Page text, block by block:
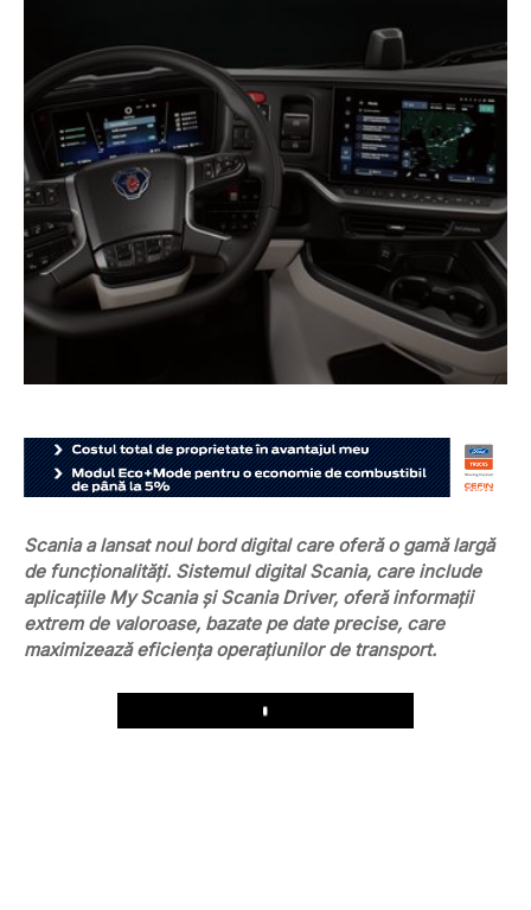
Scania a lansat noul bord digital care oferă o gamă largă
de funcționalități. Sistemul digital Scania, care include
aplicațiile My Scania și Scania Driver, oferă informații
extrem de valoroase, bazate pe date precise, care
maximizează eficiența operațiunilor de transport.
Play